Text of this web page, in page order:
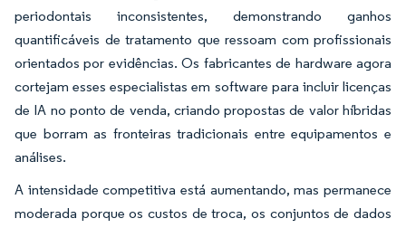
periodontais inconsistentes, demonstrando ganhos
quantificáveis de tratamento que ressoam com profissionais
orientados por evidências. Os fabricantes de hardware agora
cortejam esses especialistas em software para incluir licenças
de IA no ponto de venda, criando propostas de valor híbridas
que borram as fronteiras tradicionais entre equipamentos e
análises.
A intensidade competitiva está aumentando, mas permanece
moderada porque os custos de troca, os conjuntos de dados